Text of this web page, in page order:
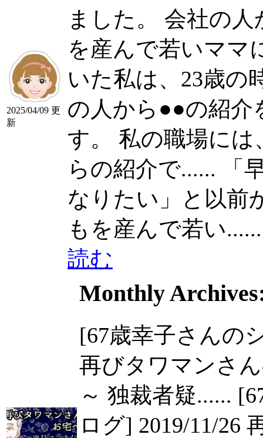
2025/04/09 更
新
ました。 会社の
を産んで若いママ
いた私は、23歳の
の人から●●の紹介
す。 私の職場に
らの紹介で......
「
なりたい」と以前
もを産んで若い......
読む
Monthly
[67歳幸子さんの
再びタワマンさ
～ 独裁者疑......
ログ] 2019/11/26